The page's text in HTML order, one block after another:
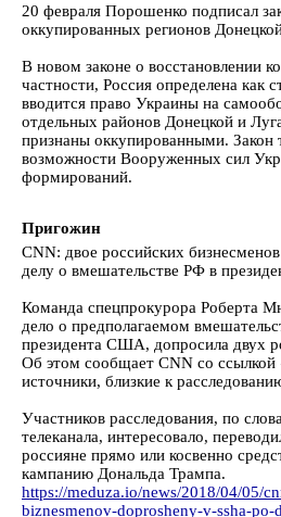
20 февраля Порошенко подписал
оккупированных регионов
В новом законе о восстановлении
частности, Россия определена как
вводится право Украины на
отдельных районов Донецкой и
признаны оккупированными. Закон
возможности Вооруженных сил
формирований.
Пригожин
CNN: двое российских
делу о вмешательстве РФ в
Команда спецпрокурора Роберта
дело о предполагаемом
президента США, допросила двух
Об этом сообщает CNN со ссылкой
источники, близкие к
Участников расследования, по
телеканала, интересовало,
россияне прямо или косвенно
кампанию Дональда Трампа.
https://meduza.io/news/2018/04/05/
biznesmenov-doprosheny-v-ssha-